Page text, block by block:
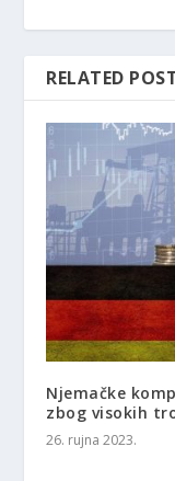
RELATED
Njemačke
zbog visokih
26. rujna 2023.